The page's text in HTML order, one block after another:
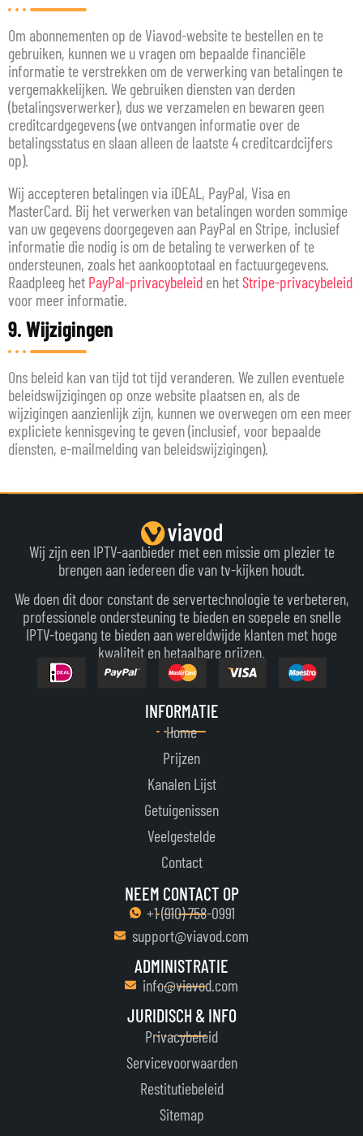
Om abonnementen op de Viavod-website te bestellen en te
gebruiken, kunnen we u vragen om bepaalde financiële
informatie te verstrekken om de verwerking van betalingen te
vergemakkelijken. We gebruiken diensten van derden
(betalingsverwerker), dus we verzamelen en bewaren geen
creditcardgegevens (we ontvangen informatie over de
betalingsstatus en slaan alleen de laatste 4 creditcardcijfers
op).
Wij accepteren betalingen via iDEAL, PayPal, Visa en
MasterCard. Bij het verwerken van betalingen worden sommige
van uw gegevens doorgegeven aan PayPal en Stripe, inclusief
informatie die nodig is om de betaling te verwerken of te
ondersteunen, zoals het aankooptotaal en factuurgegevens.
Raadpleeg het PayPal-privacybeleid en hetStripe-privacybeleid
voor meer informatie.
9. Wijzigingen
Ons beleid kan van tijd tot tijd veranderen. We zullen eventuele
beleidswijzigingen op onze website plaatsen en, als de
wijzigingen aanzienlijk zijn, kunnen we overwegen om een meer
expliciete kennisgeving te geven (inclusief, voor bepaalde
diensten, e-mailmelding van beleidswijzigingen).
Wij zijn een IPTV-aanbieder met een missie om plezier te
brengen aan iedereen die van tv-kijken houdt.
We doen dit door constant de servertechnologie te verbeteren,
professionele ondersteuning te bieden en soepele en snelle
IPTV-toegang te bieden aan wereldwijde klanten met hoge
kwaliteit en betaalbare prijzen.
INFORMATIE
Home
Prijzen
Kanalen Lijst
Getuigenissen
Veelgestelde
Contact
NEEM CONTACT OP
+1 ‪(910) 758-0991‬
support@viavod.com
ADMINISTRATIE
info@viavod.com
JURIDISCH & INFO
Privacybeleid
Servicevoorwaarden
Restitutiebeleid
Sitemap